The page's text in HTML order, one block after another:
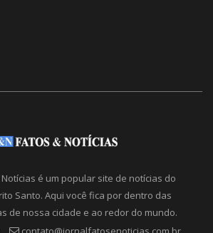
Notícias é um popular site de notícias do
Santo. Aqui você fica por dentro das
de nossa cidade e ao redor do mundo.